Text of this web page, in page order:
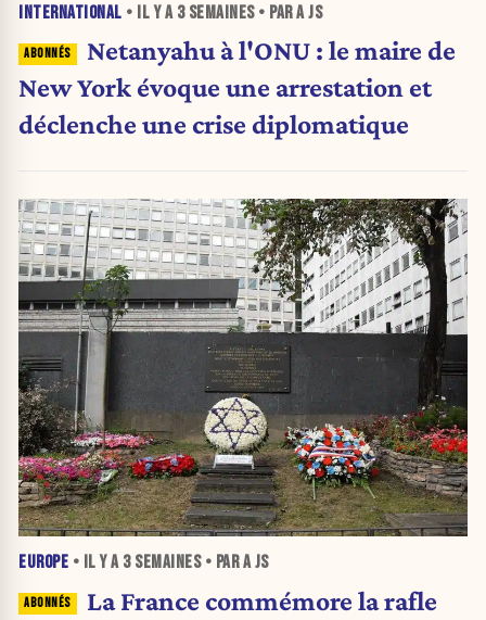
INTERNATIONAL • IL Y A 3 SEMAINES• PAR A JS
Netanyahu à l'ONU : le maire de
New York évoque une arrestation et
déclenche une crise diplomatique
EUROPE • IL Y A 3 SEMAINES• PAR A JS
La France commémore la rafle